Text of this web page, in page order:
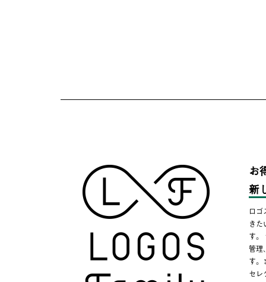
お
新
ロ
き
す。
管理
す。
セレ